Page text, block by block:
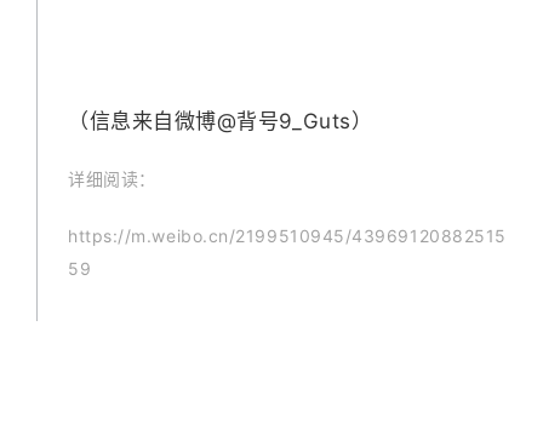
（信息来自微博@背号9_Guts）
详细阅读：
https://m.weibo.cn/2199510945/43969120882515
59